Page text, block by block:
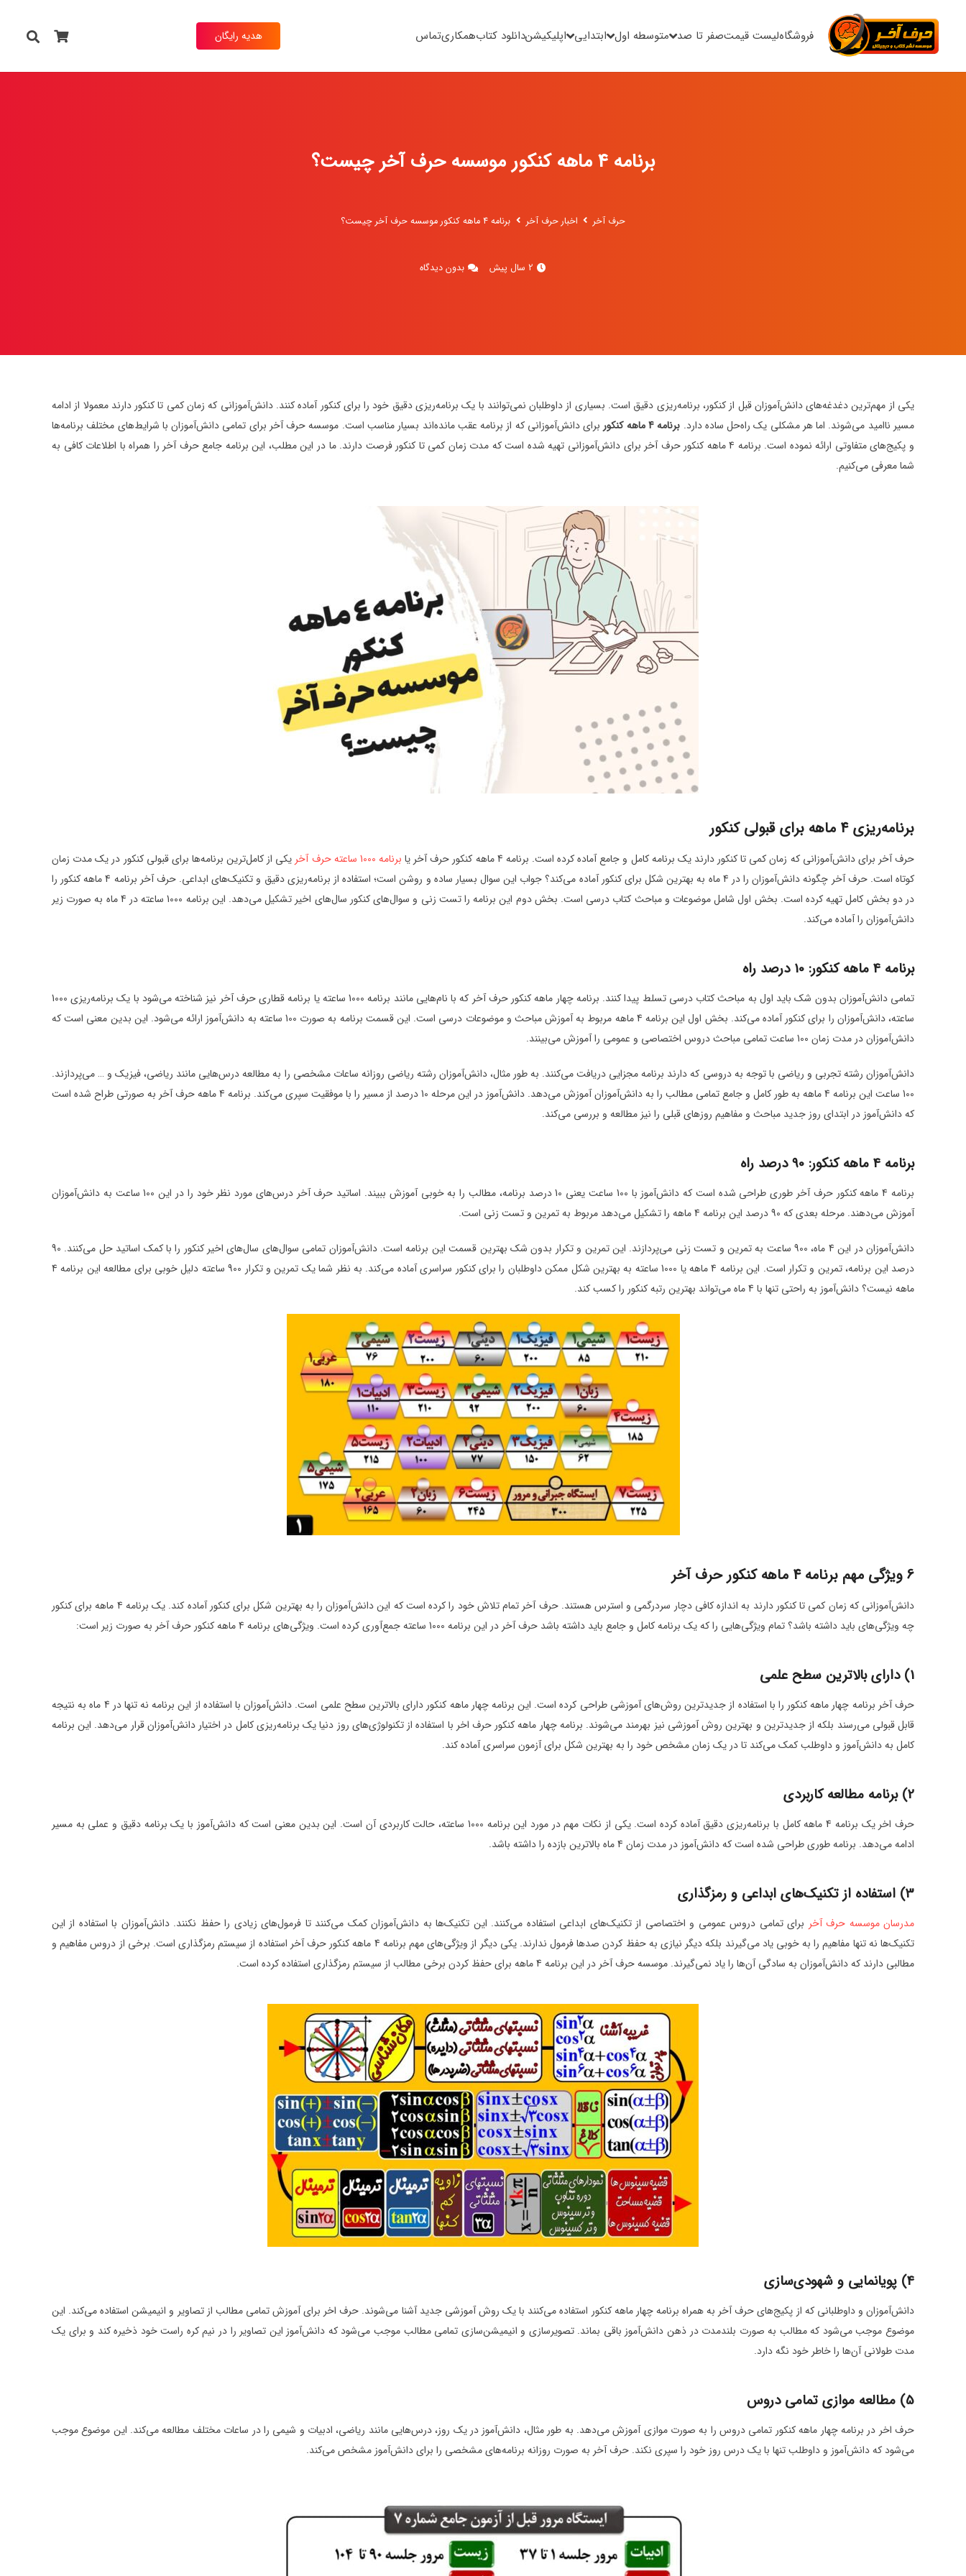
فروشگاهلیست قیمتصفر تا صد متوسطه اول ابتدایی اپلیکیشندانلود کتابهمکاریتماس هدیه رایگان
برنامه 4 ماهه کنکور موسسه حرف آخر چیست؟
حرف آخر اخبار حرف آخر برنامه 4 ماهه کنکور موسسه حرف آخر چیست؟
2 سال پیش بدون دیدگاه
یکی از مهم‌ترین دغدغه‌های دانش‌آموزان قبل از کنکور، برنامه‌ریزی دقیق است. بسیاری از داوطلبان نمی‌توانند با یک برنامه‌ریزی دقیق خود را برای کنکور آماده کنند. دانش‌آموزانی که زمان کمی تا کنکور دارند معمولا از ادامه
مسیر ناامید می‌شوند. اما هر مشکلی یک راه‌حل ساده دارد. برنامه 4 ماهه کنکور
برای دانش‌آموزانی که از برنامه عقب مانده‌اند بسیار مناسب است. موسسه حرف آخر برای تمامی دانش‌آموزان با شرایط‌های مختلف برنامه‌ها
و پکیج‌های متفاوتی ارائه نموده است. برنامه 4 ماهه کنکور حرف آخر برای دانش‌آموزانی تهیه شده است که مدت زمان کمی تا کنکور فرصت دارند. ما در این مطلب، این برنامه جامع حرف آخر را همراه با اطلاعات کافی به
شما معرفی می‌کنیم.
برنامه‌ریزی 4 ماهه برای قبولی کنکور
حرف آخر برای دانش‌آموزانی که زمان کمی تا کنکور دارند یک برنامه کامل و جامع آماده کرده است. برنامه 4 ماهه کنکور حرف آخر یا برنامه 1000 ساعته حرف آخر
یکی از کامل‌ترین برنامه‌ها برای قبولی کنکور در یک مدت زمان
کوتاه است. حرف آخر چگونه دانش‌آموزان را در 4 ماه به بهترین شکل برای کنکور آماده می‌کند؟ جواب این سوال بسیار ساده و روشن است؛ استفاده از برنامه‌ریزی دقیق و تکنیک‌های ابداعی. حرف آخر برنامه 4 ماهه کنکور را
در دو بخش کامل تهیه کرده است. بخش اول شامل موضوعات و مباحث کتاب درسی است. بخش دوم این برنامه را تست زنی و سوال‌های کنکور سال‌های اخیر تشکیل می‌دهد. این برنامه 1000 ساعته در 4 ماه به صورت زیر
دانش‌آموزان را آماده می‌کند.
برنامه 4 ماهه کنکور: 10 درصد راه
تمامی دانش‌آموزان بدون شک باید اول به مباحث کتاب درسی تسلط پیدا کنند. برنامه چهار ماهه کنکور حرف آخر که با نام‌هایی مانند برنامه 1000 ساعته یا برنامه قطاری حرف آخر نیز شناخته می‌شود با یک برنامه‌ریزی 1000
ساعته، دانش‌آموزان را برای کنکور آماده می‌کند. بخش اول این برنامه 4 ماهه مربوط به آموزش مباحث و موضوعات درسی است. این قسمت برنامه به صورت 100 ساعته به دانش‌آموز ارائه می‌شود. این بدین معنی است که
دانش‌آموزان در مدت زمان 100 ساعت تمامی مباحث دروس اختصاصی و عمومی را آموزش می‌بینند.
دانش‌آموزان رشته تجربی و ریاضی با توجه به دروسی که دارند برنامه مجزایی دریافت می‌کنند. به طور مثال، دانش‌آموزان رشته ریاضی روزانه ساعات مشخصی را به مطالعه درس‌هایی مانند ریاضی، فیزیک و … می‌پردازند.
100 ساعت این برنامه 4 ماهه به طور کامل و جامع تمامی مطالب را به دانش‌آموزان آموزش می‎‌دهد. دانش‌آموز در این مرحله 10 درصد از مسیر را با موفقیت سپری می‌کند. برنامه 4 ماهه حرف آخر به صورتی طراح شده است
که دانش‌آموز در ابتدای روز جدید مباحث و مفاهیم روزهای قبلی را نیز مطالعه و بررسی می‌کند.
برنامه 4 ماهه کنکور: 90 درصد راه
برنامه 4 ماهه کنکور حرف آخر طوری طراحی شده است که دانش‌آموز با 100 ساعت یعنی 10 درصد برنامه، مطالب را به خوبی آموزش ببیند. اساتید حرف آخر درس‌های مورد نظر خود را در این 100 ساعت به دانش‌آموزان
آموزش می‌دهند. مرحله بعدی که 90 درصد این برنامه 4 ماهه را تشکیل می‌دهد مربوط به تمرین و تست زنی است.
دانش‌آموزان در این 4 ماه، 900 ساعت به تمرین و تست زنی می‌پردازند. این تمرین و تکرار بدون شک بهترین قسمت این برنامه است. دانش‌آموزان تمامی سوال‌های سال‌های اخیر کنکور را با کمک اساتید حل می‌کنند. 90
درصد این برنامه، تمرین و تکرار است. این برنامه 4 ماهه یا 1000 ساعته به بهترین شکل ممکن داوطلبان را برای کنکور سراسری آماده می‌کند. به نظر شما یک تمرین و تکرار 900 ساعته دلیل خوبی برای مطالعه این برنامه 4
ماهه نیست؟ دانش‌آموز به راحتی تنها با 4 ماه می‌تواند بهترین رتبه کنکور را کسب کند.
6 ویژگی مهم‌ برنامه 4 ماهه کنکور حرف آخر
دانش‌آموزانی که زمان کمی تا کنکور دارند به اندازه کافی دچار سردرگمی و استرس هستند. حرف آخر تمام تلاش خود را کرده است که این دانش‌آموزان را به بهترین شکل برای کنکور آماده کند. یک برنامه 4 ماهه برای کنکور
چه ویژگی‌های باید داشته باشد؟ تمام ویژگی‌هایی را که یک برنامه کامل و جامع باید داشته باشد حرف آخر در این برنامه 1000 ساعته جمع‌آوری کرده است. ویژگی‌های برنامه 4 ماهه کنکور حرف آخر به صورت زیر است:
1) دارای بالاترین سطح علمی
حرف آخر برنامه چهار ماهه کنکور را با استفاده از جدیدترین روش‌های آموزشی طراحی کرده است. این برنامه چهار ماهه کنکور دارای بالاترین سطح علمی است. دانش‌آموزان با استفاده از این برنامه نه تنها در 4 ماه به نتیجه
قابل قبولی می‌رسند بلکه از جدیدترین و بهترین روش آموزشی نیز بهرمند می‌شوند. برنامه چهار ماهه کنکور حرف اخر با استفاده از تکنولوژی‌های روز دنیا یک برنامه‌ریزی کامل در اختیار دانش‌آموزان قرار می‌دهد. این برنامه
کامل به دانش‌آموز و داوطلب کمک می‌کند تا در یک زمان مشخص خود را به بهترین شکل برای آزمون سراسری آماده کند.
2) برنامه مطالعه کاربردی
حرف اخر یک برنامه 4 ماهه کامل با برنامه‌ریزی دقیق آماده کرده است. یکی از نکات مهم در مورد این برنامه 1000 ساعته، حالت کاربردی آن است. این بدین معنی است که دانش‌آموز با یک برنامه دقیق و عملی به مسیر
ادامه می‌دهد. برنامه طوری طراحی شده است که دانش‌آموز در مدت زمان 4 ماه بالاترین بازده را داشته باشد.
3) استفاده از تکنیک‌های ابداعی و رمزگذاری
مدرسان موسسه حرف آخر برای تمامی دروس عمومی و اختصاصی از تکنیک‌های ابداعی استفاده می‌کنند. این تکنیک‌ها به دانش‌آموزان کمک می‌کنند تا فرمول‌های زیادی را حفظ نکنند. دانش‌آموزان با استفاده از این
تکنیک‌ها نه تنها مفاهیم را به خوبی یاد می‌گیرند بلکه دیگر نیازی به حفظ کردن صدها فرمول ندارند. یکی دیگر از ویژگی‌های مهم برنامه 4 ماهه کنکور حرف آخر استفاده از سیستم رمزگذاری است. برخی از دروس مفاهیم و
مطالبی دارند که دانش‌آموزان به سادگی آن‌ها را یاد نمی‌گیرند. موسسه حرف آخر در این برنامه 4 ماهه برای حفظ کردن برخی مطالب از سیستم رمزگذاری استفاده کرده است.
4) پویانمایی و شهودی‌سازی
دانش‌آموزان و داوطلبانی که از پکیج‌های حرف آخر به همراه برنامه چهار ماهه کنکور استفاده می‌کنند با یک روش آموزشی جدید آشنا می‌شوند. حرف اخر برای آموزش تمامی مطالب از تصاویر و انیمیشن استفاده می‌کند. این
موضوع موجب می‌شود که مطالب به صورت بلندمدت در ذهن دانش‌آموز باقی بماند. تصویرسازی و انیمیشن‌‌سازی تمامی مطالب موجب می‌شود که دانش‌آموز این تصاویر را در نیم کره راست خود ذخیره کند و برای یک
مدت طولانی آن‌ها را خاطر خود نگه دارد.
5) مطالعه موازی تمامی دروس
حرف اخر در برنامه چهار ماهه کنکور تمامی دروس را به صورت موازی آموزش می‌دهد. به طور مثال، دانش‌آموز در یک روز، درس‌هایی مانند ریاضی، ادبیات و شیمی را در ساعات مختلف مطالعه می‌کند. این موضوع موجب
می‌شود که دانش‌آموز و داوطلب تنها با یک درس روز خود را سپری نکند. حرف آخر به صورت روزانه برنامه‌های مشخصی را برای دانش‌آموز مشخص می‌کند.
به انتخاب خودت فیلم تدریس یکی از درس های حرف آخر رو
رایگاندریافت کن